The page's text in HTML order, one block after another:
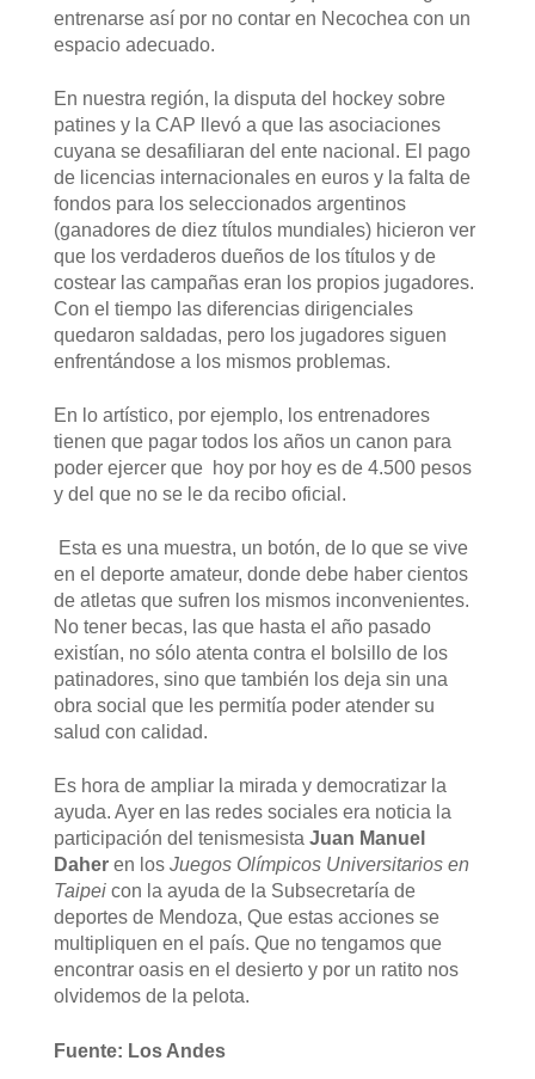
entrenarse así por no contar en Necochea con un
espacio adecuado.
En nuestra región, la disputa del hockey sobre
patines y la CAP llevó a que las asociaciones
cuyana se desafiliaran del ente nacional. El pago
de licencias internacionales en euros y la falta de
fondos para los seleccionados argentinos
(ganadores de diez títulos mundiales) hicieron ver
que los verdaderos dueños de los títulos y de
costear las campañas eran los propios jugadores.
Con el tiempo las diferencias dirigenciales
quedaron saldadas, pero los jugadores siguen
enfrentándose a los mismos problemas.
En lo artístico, por ejemplo, los entrenadores
tienen que pagar todos los años un canon para
poder ejercer que hoy por hoy es de 4.500 pesos
y del que no se le da recibo oficial.
Esta es una muestra, un botón, de lo que se vive
en el deporte amateur, donde debe haber cientos
de atletas que sufren los mismos inconvenientes.
No tener becas, las que hasta el año pasado
existían, no sólo atenta contra el bolsillo de los
patinadores, sino que también los deja sin una
obra social que les permitía poder atender su
salud con calidad.
Es hora de ampliar la mirada y democratizar la
ayuda. Ayer en las redes sociales era noticia la
participación del tenismesista Juan Manuel
Daheren los Juegos Olímpicos Universitarios en
Taipeicon la ayuda de la Subsecretaría de
deportes de Mendoza, Que estas acciones se
multipliquen en el país. Que no tengamos que
encontrar oasis en el desierto y por un ratito nos
olvidemos de la pelota.
Fuente: Los Andes